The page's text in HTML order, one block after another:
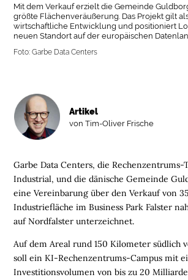
Mit dem Verkauf erzielt die Gemeinde
größte Flächenveräußerung. Das Projekt gilt
wirtschaftliche Entwicklung und positioniert
neuen Standort auf der europäischen
Foto: Garbe Data Centers
Garbe Data Centers, die Rechenzentrums-
Industrial, und die dänische Gemeinde
eine Vereinbarung über den Verkauf von
Industriefläche im Business Park Falster
auf Nordfalster unterzeichnet.
Auf dem Areal rund 150 Kilometer südlich
soll ein KI-Rechenzentrums-Campus mit
Investitionsvolumen von bis zu 20
Artikel
von Tim-Oliver Frische